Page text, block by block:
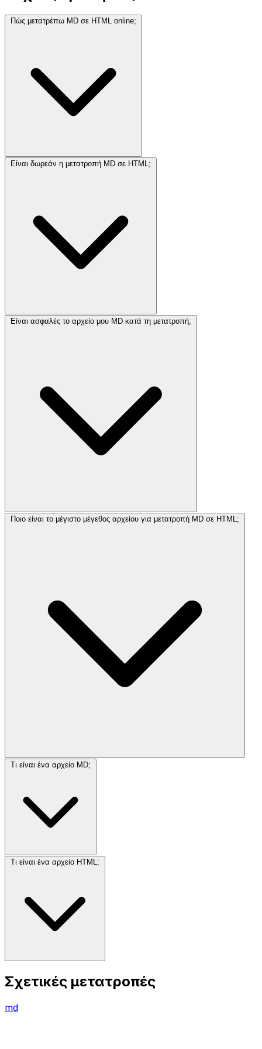
Πώς μετατρέπω MD σε HTML online;
Είναι δωρεάν η μετατροπή MD σε HTML;
Είναι ασφαλές το αρχείο μου MD κατά τη μετατροπή;
Ποιο είναι το μέγιστο μέγεθος αρχείου για μετατροπή MD σε HTML;
Τι είναι ένα αρχείο MD;
Τι είναι ένα αρχείο HTML;
Σχετικές μετατροπές
md